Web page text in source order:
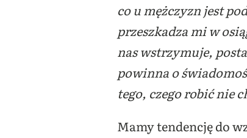
co u mężczyzn jest
przeszkadza mi w
nas wstrzymuje,
powinna o
tego, czego robić nie
Mamy tendencję do